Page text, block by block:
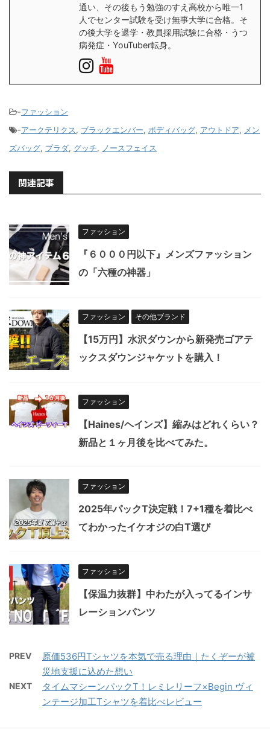
通い、その後もう勉強のすえ高校から唯一1
人でセンター試験を受け無事大学に合格。そ
の後大学を退学・教員採用試験に合格・うつ
病発症・YouTuber転身。
-ファッション
-アークテリクス, ブラックエンバー, ボディバッグ, アウトドア, メン
ズバッグ, プラダ, グッチ, ノースフェイス
関連記事
ファッション
『６０００円以下』メンズファッション
の「六種の神器」
ファッション その他ブランド
【15万円】水沢ダウンから新発売ゴアテ
ックスダウンジャケットを購入！
ファッション
【Haines/ヘインズ】縮みはどれくらい？
新品と１ヶ月後を比べてみた。
ファッション
2025年パックT決定戦！7+1種を着比べ
てわかったイケオジの白T選び
ファッション
【保温力抜群】中わたが入ってるインサ
レーションパンツ
PREV
原価536円Tシャツを本気で売る理由｜たくぞーが被
災地支援に込めた想い
NEXT
タイムマシーンパックT！レミレリーフ×Begin ヴィ
ンテージ加工Tシャツを着比べレビュー